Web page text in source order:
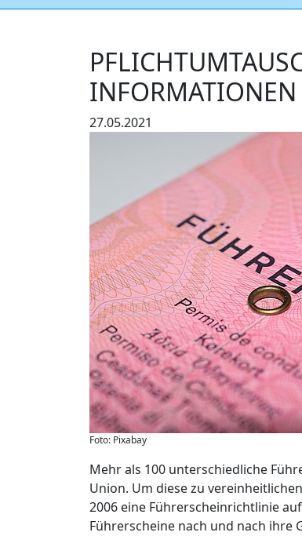
INFORMATIONEN
27.05.2021
Foto: Pixabay
Mehr als 100 unterschiedliche
Union. Um diese zu
2006 eine Führerscheinrichtlinie
Führerscheine nach und nach ihre